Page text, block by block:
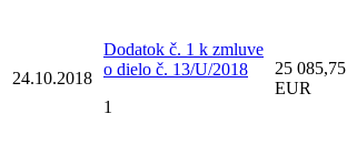
24.10.2018
Dodatok č. 1 k zmluve
o dielo č. 13/U/2018
1
25 085,75
EUR